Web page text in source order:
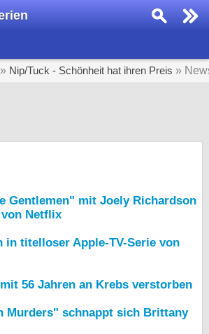
» Nip/Tuck - Schönheit hat ihren Preis »
Gentlemen" mit Joely Richardson
von Netflix
in titelloser Apple-TV-Serie von
56 Jahren an Krebs verstorben
Murders" schnappt sich Brittany
SERIEN
KULTUR
SERVICE